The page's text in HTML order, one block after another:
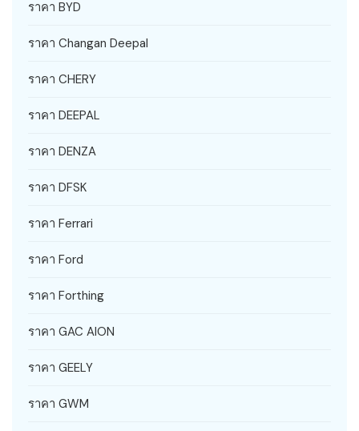
ราคา BYD
ราคา Changan Deepal
ราคา CHERY
ราคา DEEPAL
ราคา DENZA
ราคา DFSK
ราคา Ferrari
ราคา Ford
ราคา Forthing
ราคา GAC AION
ราคา GEELY
ราคา GWM